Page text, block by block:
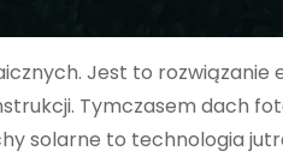
Jest to rozwiązanie
Tymczasem dach
solarne to technologia